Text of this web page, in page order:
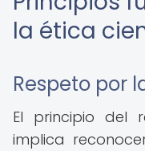
la ética
Respeto por
El principio del
implica